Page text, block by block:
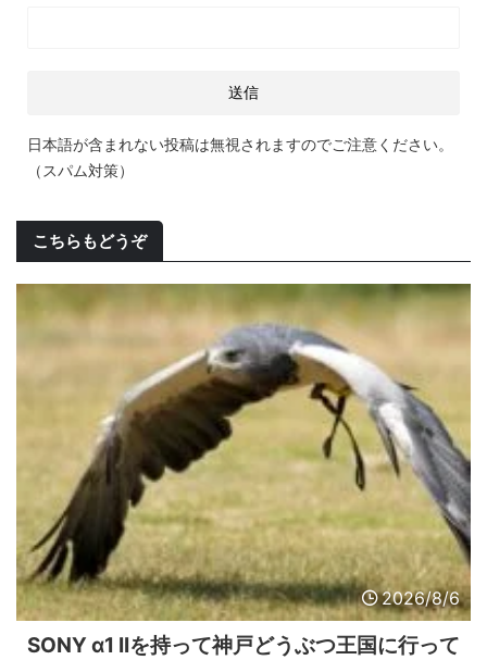
日本語が含まれない投稿は無視されますのでご注意ください。
（スパム対策）
こちらもどうぞ
2026/8/6
SONY α1 IIを持って神戸どうぶつ王国に行って